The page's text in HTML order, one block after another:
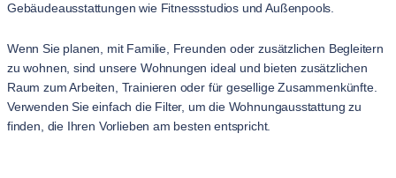
Gebäudeausstattungen wie Fitnessstudios und Außenpools.
Wenn Sie planen, mit Familie, Freunden oder zusätzlichen Begleitern
zu wohnen, sind unsere Wohnungen ideal und bieten zusätzlichen
Raum zum Arbeiten, Trainieren oder für gesellige Zusammenkünfte.
Verwenden Sie einfach die Filter, um die Wohnungausstattung zu
finden, die Ihren Vorlieben am besten entspricht.